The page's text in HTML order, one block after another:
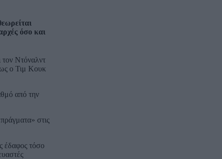
όσο και
τον Ντόναλντ
ο Τιμ Κουκ
από την
στις
έδαφος τόσο